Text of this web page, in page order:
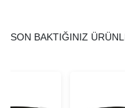
SON BAKTIĞINIZ